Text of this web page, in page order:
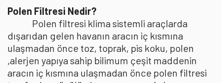
Polen Filtresi Nedir?
Polen filtresi klima sistemli araçlarda
dışarıdan gelen havanın aracın iç kısmına
ulaşmadan önce toz, toprak, pis koku, polen
,alerjen yapıya sahip bilimum çeşit maddenin
aracın iç kısmına ulaşmadan önce polen filtresi